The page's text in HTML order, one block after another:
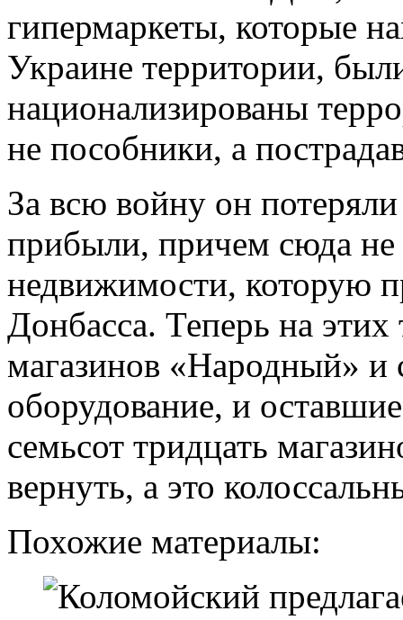
гипермаркеты, которые
Украине территории,
национализированы
не пособники, а
За всю войну он
прибыли, причем сюда не
недвижимости, которую
Донбасса. Теперь на этих
магазинов «Народный» и
оборудование, и
семьсот тридцать
вернуть, а это
Похожие материалы: